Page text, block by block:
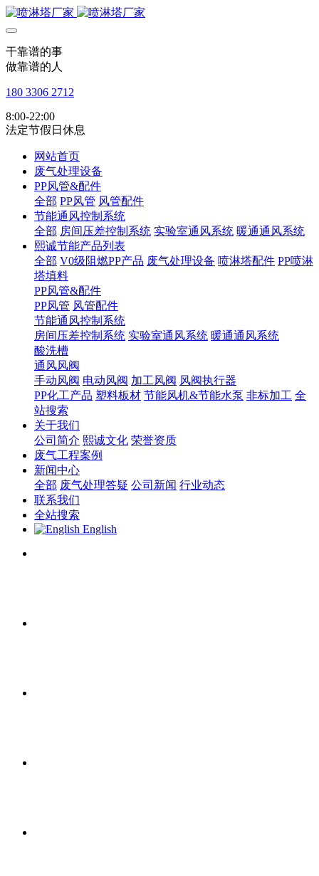
干靠谱的事
做靠谱的人
180 3306 2712
8:00-22:00
法定节假日休息
网站首页
废气处理设备
PP风管&配件
全部 PP风管 风管配件
节能通风控制系统
全部 房间压差控制系统 实验室通风系统 暖通通风系统
熙诚节能产品列表
全部 V0级阻燃PP产品 废气处理设备 喷淋塔配件 PP喷淋
塔填料
PP风管&配件
PP风管 风管配件
节能通风控制系统
房间压差控制系统 实验室通风系统 暖通通风系统
酸洗槽
通风风阀
手动风阀 电动风阀 加工风阀 风阀执行器
PP化工产品 塑料板材 节能风机&节能水泵 非标加工 全
站搜索
关于我们
公司简介 熙诚文化 荣誉资质
废气工程案例
新闻中心
全部 废气处理答疑 公司新闻 行业动态
联系我们
全站搜索
English